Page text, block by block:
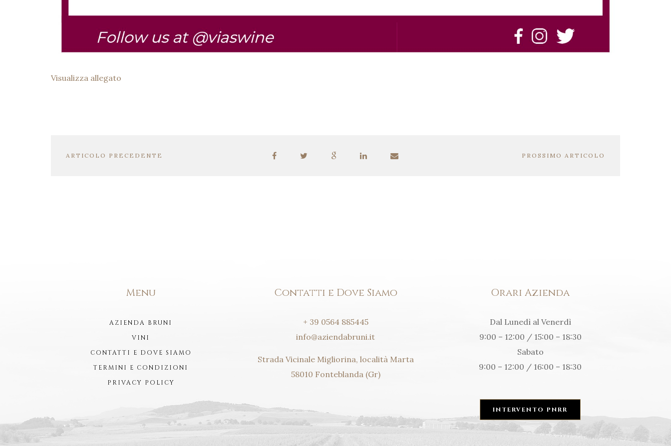
Visualizza allegato
ARTICOLO PRECEDENTE PROSSIMO ARTICOLO
Menu
AZIENDA BRUNI
VINI
CONTATTI E DOVE SIAMO
TERMINI E CONDIZIONI
PRIVACY POLICY
Contatti e Dove Siamo
+ 39 0564 885445
info@aziendabruni.it
Strada Vicinale Migliorina, località Marta
58010 Fonteblanda (Gr)
Orari Azienda
Dal Lunedì al Venerdì
9:00 – 12:00 / 15:00 – 18:30
Sabato
9:00 – 12:00 / 16:00 – 18:30
INTERVENTO PNRR